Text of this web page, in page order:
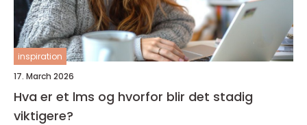
inspiration
17. March 2026
Hva er et lms og hvorfor blir det stadig
viktigere?